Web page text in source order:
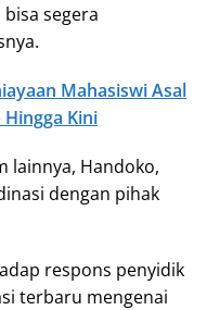
segera
Mahasiswi Asal
Kini
lainnya, Handoko,
dengan pihak
respons penyidik
terbaru mengenai